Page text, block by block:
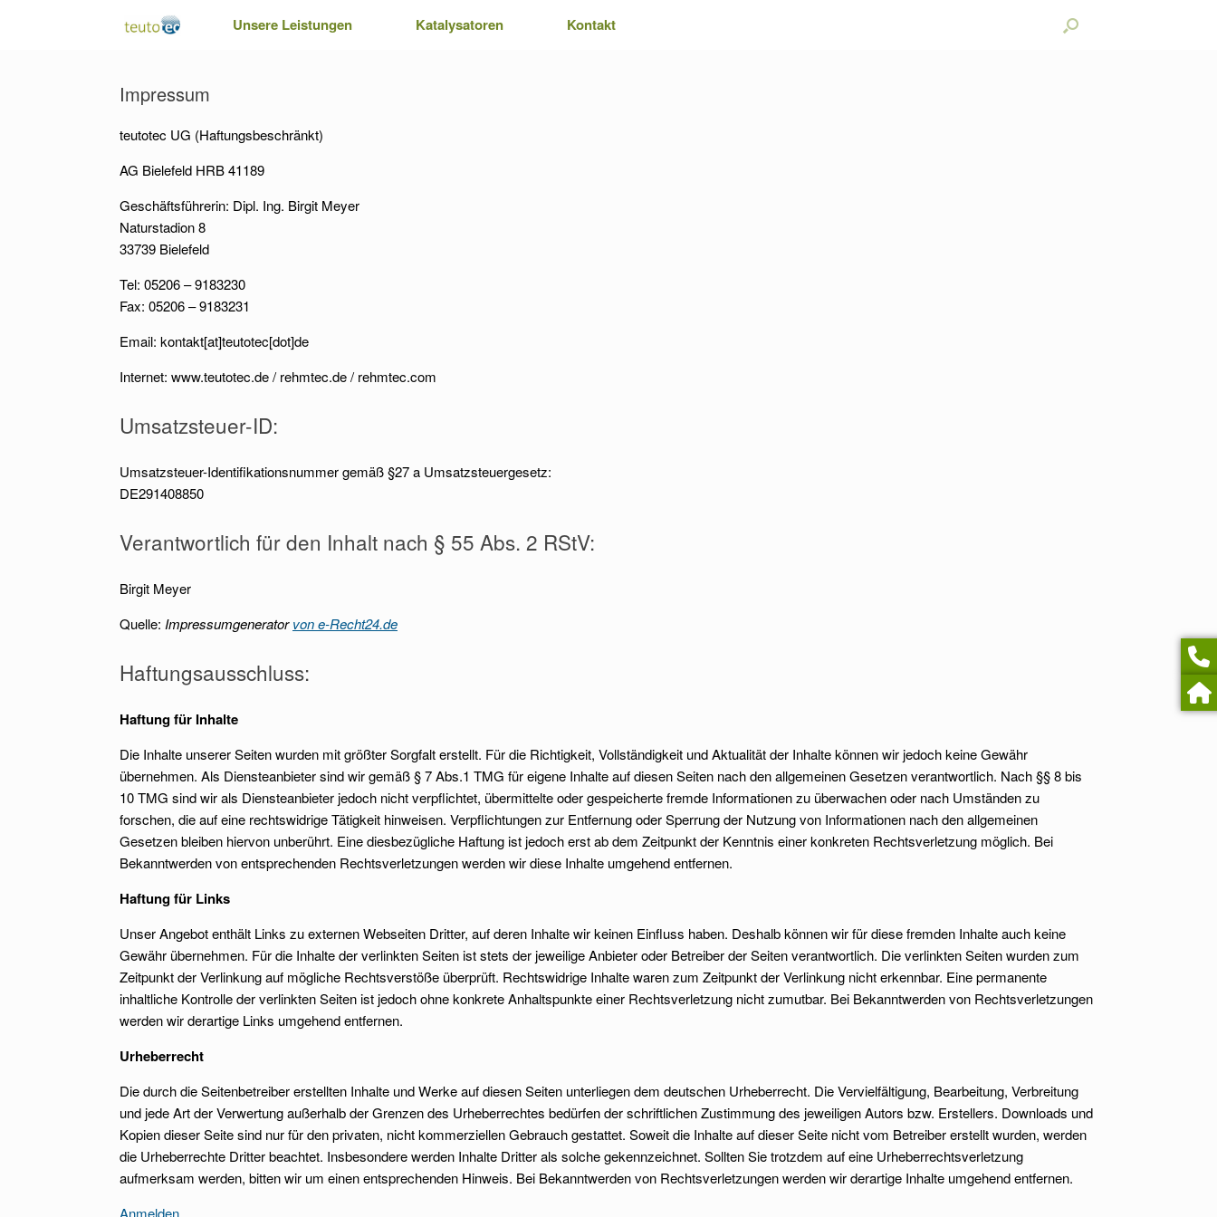
Unsere Leistungen Katalysatoren Kontakt
Impressum
teutotec UG (Haftungsbeschränkt)
AG Bielefeld HRB 41189
Geschäftsführerin: Dipl. Ing. Birgit Meyer
Naturstadion 8
33739 Bielefeld
Tel: 05206 – 9183230
Fax: 05206 – 9183231
Email: kontakt[at]teutotec[dot]de
Internet: www.teutotec.de / rehmtec.de / rehmtec.com
Umsatzsteuer-ID:
Umsatzsteuer-Identifikationsnummer gemäß §27 a Umsatzsteuergesetz:
DE291408850
Verantwortlich für den Inhalt nach § 55 Abs. 2 RStV:
Birgit Meyer
Quelle: Impressumgeneratorvon e-Recht24.de
Haftungsausschluss:
Haftung für Inhalte
Die Inhalte unserer Seiten wurden mit größter Sorgfalt erstellt. Für die Richtigkeit, Vollständigkeit und Aktualität der Inhalte können wir jedoch keine Gewähr
übernehmen. Als Diensteanbieter sind wir gemäß § 7 Abs.1 TMG für eigene Inhalte auf diesen Seiten nach den allgemeinen Gesetzen verantwortlich. Nach §§ 8 bis
10 TMG sind wir als Diensteanbieter jedoch nicht verpflichtet, übermittelte oder gespeicherte fremde Informationen zu überwachen oder nach Umständen zu
forschen, die auf eine rechtswidrige Tätigkeit hinweisen. Verpflichtungen zur Entfernung oder Sperrung der Nutzung von Informationen nach den allgemeinen
Gesetzen bleiben hiervon unberührt. Eine diesbezügliche Haftung ist jedoch erst ab dem Zeitpunkt der Kenntnis einer konkreten Rechtsverletzung möglich. Bei
Bekanntwerden von entsprechenden Rechtsverletzungen werden wir diese Inhalte umgehend entfernen.
Haftung für Links
Unser Angebot enthält Links zu externen Webseiten Dritter, auf deren Inhalte wir keinen Einfluss haben. Deshalb können wir für diese fremden Inhalte auch keine
Gewähr übernehmen. Für die Inhalte der verlinkten Seiten ist stets der jeweilige Anbieter oder Betreiber der Seiten verantwortlich. Die verlinkten Seiten wurden zum
Zeitpunkt der Verlinkung auf mögliche Rechtsverstöße überprüft. Rechtswidrige Inhalte waren zum Zeitpunkt der Verlinkung nicht erkennbar. Eine permanente
inhaltliche Kontrolle der verlinkten Seiten ist jedoch ohne konkrete Anhaltspunkte einer Rechtsverletzung nicht zumutbar. Bei Bekanntwerden von Rechtsverletzungen
werden wir derartige Links umgehend entfernen.
Urheberrecht
Die durch die Seitenbetreiber erstellten Inhalte und Werke auf diesen Seiten unterliegen dem deutschen Urheberrecht. Die Vervielfältigung, Bearbeitung, Verbreitung
und jede Art der Verwertung außerhalb der Grenzen des Urheberrechtes bedürfen der schriftlichen Zustimmung des jeweiligen Autors bzw. Erstellers. Downloads und
Kopien dieser Seite sind nur für den privaten, nicht kommerziellen Gebrauch gestattet. Soweit die Inhalte auf dieser Seite nicht vom Betreiber erstellt wurden, werden
die Urheberrechte Dritter beachtet. Insbesondere werden Inhalte Dritter als solche gekennzeichnet. Sollten Sie trotzdem auf eine Urheberrechtsverletzung
aufmerksam werden, bitten wir um einen entsprechenden Hinweis. Bei Bekanntwerden von Rechtsverletzungen werden wir derartige Inhalte umgehend entfernen.
Anmelden